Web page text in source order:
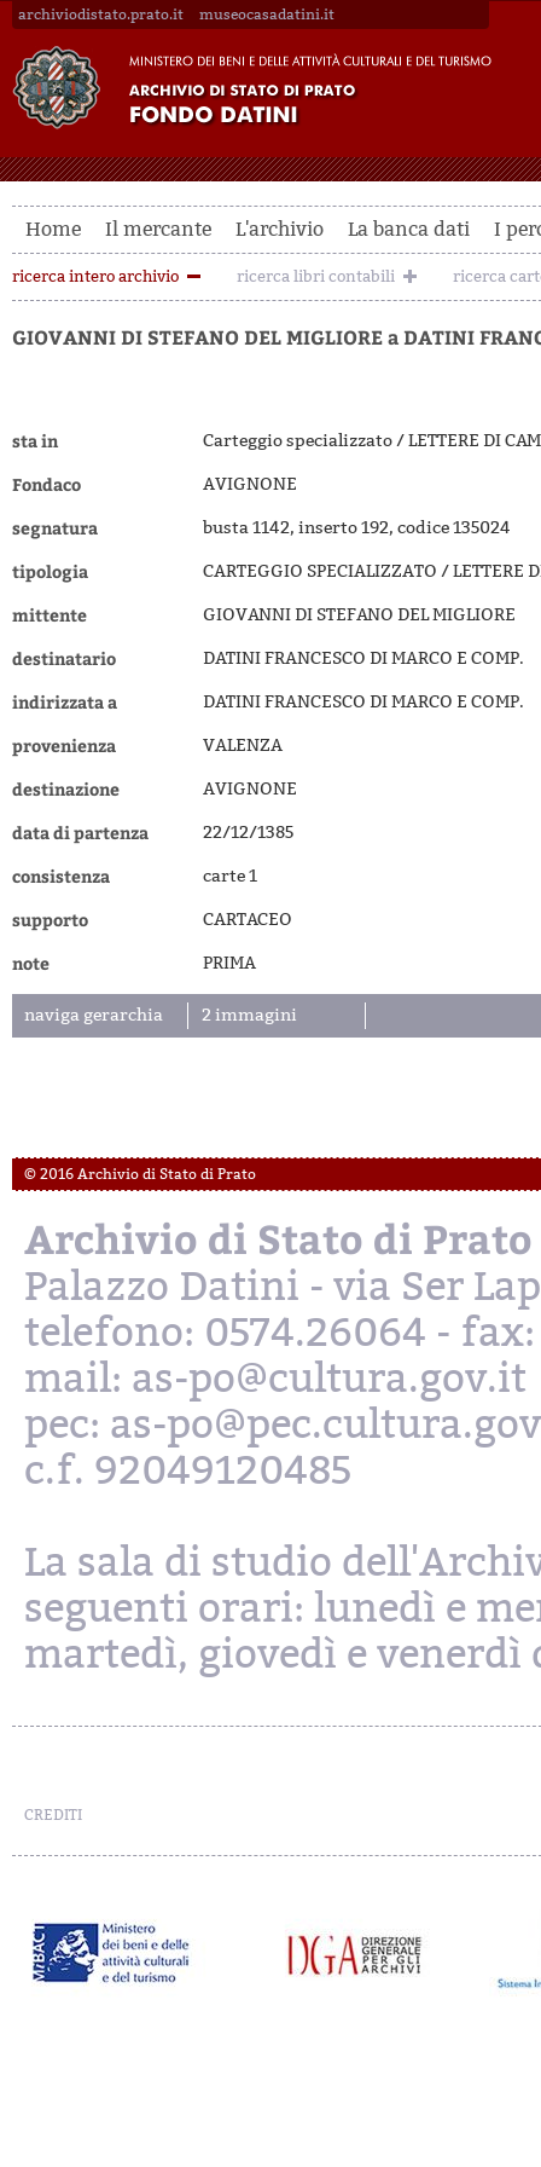
archiviodistato.prato.it museocasadatini.it
Home Il mercante L'archivio La banca dati I
ricerca intero archivio ricerca libri contabili ricerca
GIOVANNI DI STEFANO DEL MIGLIORE a DATINI
sta in Carteggio specializzato / LETTERE DI
Fondaco AVIGNONE
segnatura busta 1142, inserto 192, codice 135024
tipologia CARTEGGIO SPECIALIZZATO / LETTERE
mittente GIOVANNI DI STEFANO DEL MIGLIORE
destinatario DATINI FRANCESCO DI MARCO E COMP.
indirizzata a DATINI FRANCESCO DI MARCO E COMP.
provenienza VALENZA
destinazione AVIGNONE
data di partenza 22/12/1385
consistenza carte 1
supporto CARTACEO
note PRIMA
naviga gerarchia 2 immagini
© 2016 Archivio di Stato di Prato
Archivio di Stato di Prato
Palazzo Datini - via Ser
telefono: 0574.26064 - fax:
mail: as-po@cultura.gov.it
pec: as-
c.f. 92049120485
La sala di studio
seguenti orari: lunedì e
martedì, giovedì e venerdì
CREDITI